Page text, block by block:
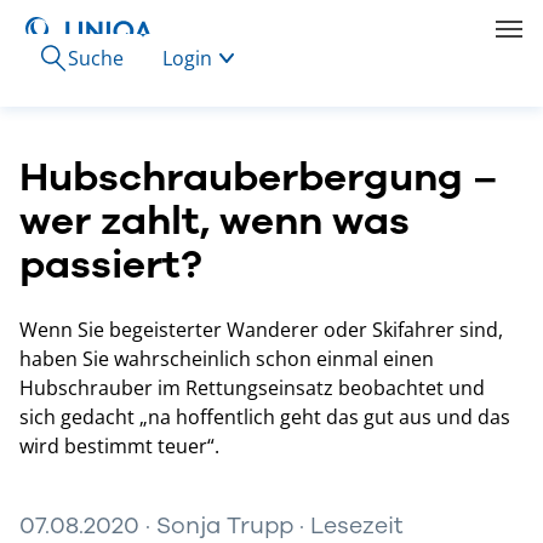
Suche Login
Hubschrauberbergung –
wer zahlt, wenn was
passiert?
Wenn Sie begeisterter Wanderer oder Skifahrer sind,
haben Sie wahrscheinlich schon einmal einen
Hubschrauber im Rettungseinsatz beobachtet und
sich gedacht „na hoffentlich geht das gut aus und das
wird bestimmt teuer“.
07.08.2020 · Sonja Trupp · Lesezeit